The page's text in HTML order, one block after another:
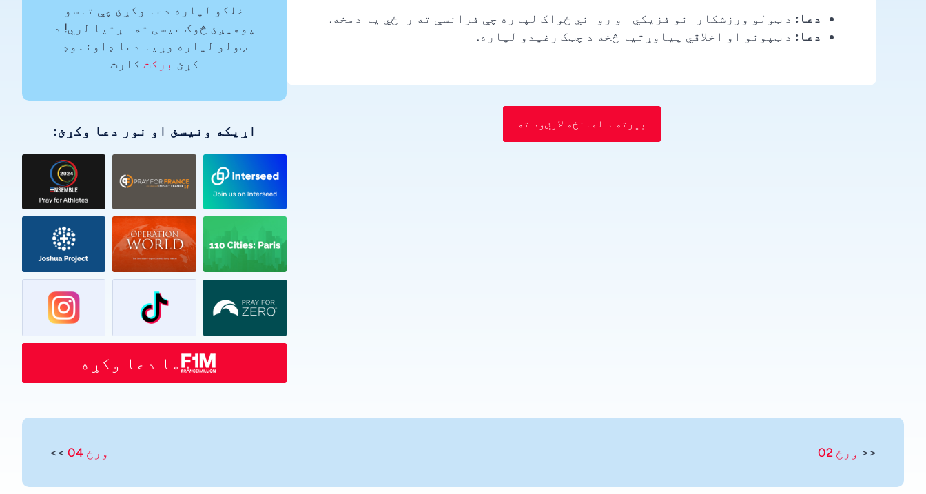
دعا: د ټولو ورزشکارانو فزیکي او رواني ځواک لپاره چې فرانسې ته راځي یا دمخه.
دعا: د ټپونو او اخلاقي پیاوړتیا څخه د چټک رغیدو لپاره.
بیرته د لمانځه لارښود ته
خلکو لپاره دعا وکړئ چې تاسو
پوهیږئ څوک عیسی ته اړتیا لري! د
ټولو لپاره وړیا دعا ډاونلوډ
کړئ برکت کارت
اړیکه ونیسئ او نور دعا وکړئ:
ما دعا وکړه
<< ورځ 02 ورځ 04 >>